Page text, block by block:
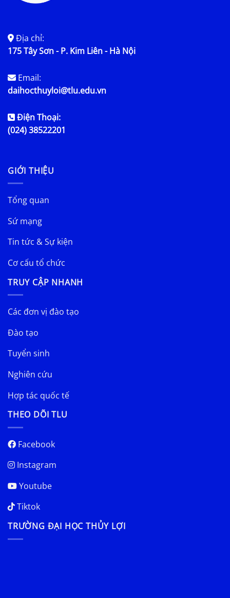
Địa chỉ:
175 Tây Sơn - P. Kim Liên - Hà Nội
Email:
daihocthuyloi@tlu.edu.vn
Điện Thoại:
(024) 38522201
GIỚI THIỆU
Tổng quan
Sứ mạng
Tin tức & Sự kiện
Cơ cấu tổ chức
TRUY CẬP NHANH
Các đơn vị đào tạo
Đào tạo
Tuyển sinh
Nghiên cứu
Hợp tác quốc tế
THEO DÕI TLU
Facebook
Instagram
Youtube
Tiktok
TRƯỜNG ĐẠI HỌC THỦY LỢI